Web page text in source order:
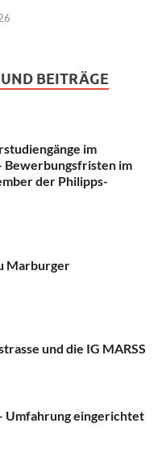
BEITRÄGE
im
Bewerbungsfristen im
der Philipps-
Marburger
und die IG MARSS
Umfahrung eingerichtet